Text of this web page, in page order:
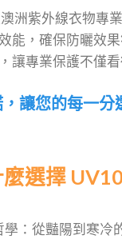
洲紫外線衣物專
能，確保防曬效
讓專業保護不僅
讓您的每一分
選擇
學：從豔陽到寒冷